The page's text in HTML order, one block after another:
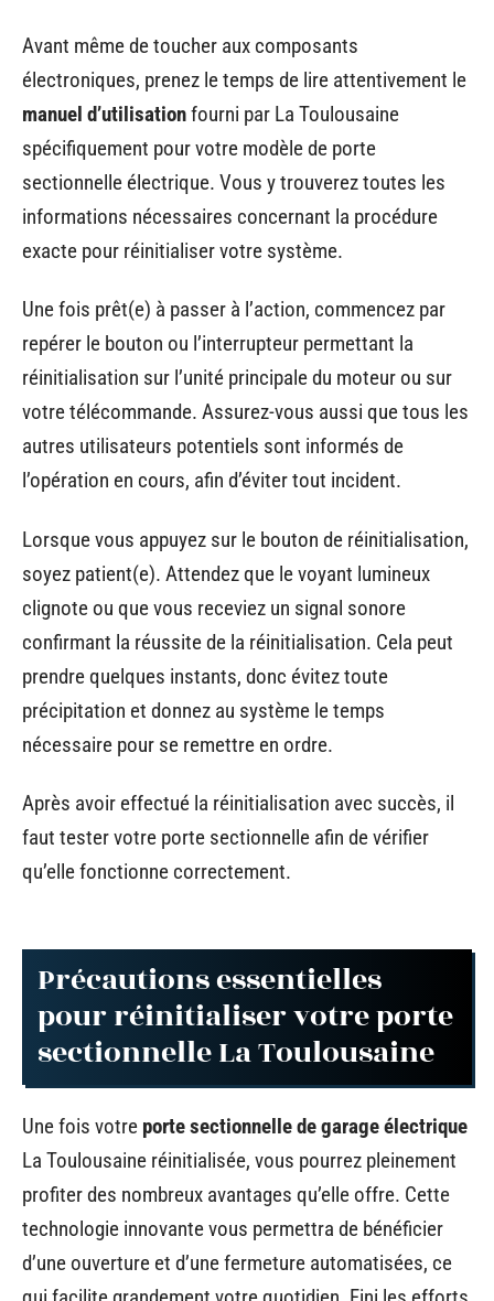
Avant même de toucher aux composants
électroniques, prenez le temps de lire attentivement le
manuel d’utilisationfourni par La Toulousaine
spécifiquement pour votre modèle de porte
sectionnelle électrique. Vous y trouverez toutes les
informations nécessaires concernant la procédure
exacte pour réinitialiser votre système.
Une fois prêt(e) à passer à l’action, commencez par
repérer le bouton ou l’interrupteur permettant la
réinitialisation sur l’unité principale du moteur ou sur
votre télécommande. Assurez-vous aussi que tous les
autres utilisateurs potentiels sont informés de
l’opération en cours, afin d’éviter tout incident.
Lorsque vous appuyez sur le bouton de réinitialisation,
soyez patient(e). Attendez que le voyant lumineux
clignote ou que vous receviez un signal sonore
confirmant la réussite de la réinitialisation. Cela peut
prendre quelques instants, donc évitez toute
précipitation et donnez au système le temps
nécessaire pour se remettre en ordre.
Après avoir effectué la réinitialisation avec succès, il
faut tester votre porte sectionnelle afin de vérifier
qu’elle fonctionne correctement.
Précautions essentielles
pour réinitialiser votre porte
sectionnelle La Toulousaine
Une fois votre porte sectionnelle de garage électrique
La Toulousaine réinitialisée, vous pourrez pleinement
profiter des nombreux avantages qu’elle offre. Cette
technologie innovante vous permettra de bénéficier
d’une ouverture et d’une fermeture automatisées, ce